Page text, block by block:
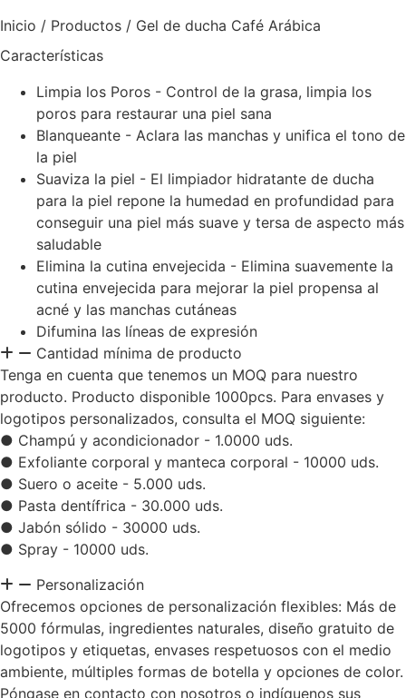
Inicio / Productos / Gel de ducha Café Arábica
Características
Limpia los Poros - Control de la grasa, limpia los
poros para restaurar una piel sana
Blanqueante - Aclara las manchas y unifica el tono de
la piel
Suaviza la piel - El limpiador hidratante de ducha
para la piel repone la humedad en profundidad para
conseguir una piel más suave y tersa de aspecto más
saludable
Elimina la cutina envejecida - Elimina suavemente la
cutina envejecida para mejorar la piel propensa al
acné y las manchas cutáneas
Difumina las líneas de expresión
Cantidad mínima de producto
Tenga en cuenta que tenemos un MOQ para nuestro
producto. Producto disponible 1000pcs. Para envases y
logotipos personalizados, consulta el MOQ siguiente:
● Champú y acondicionador - 1.0000 uds.
● Exfoliante corporal y manteca corporal - 10000 uds.
● Suero o aceite - 5.000 uds.
● Pasta dentífrica - 30.000 uds.
● Jabón sólido - 30000 uds.
● Spray - 10000 uds.
Personalización
Ofrecemos opciones de personalización flexibles: Más de
5000 fórmulas, ingredientes naturales, diseño gratuito de
logotipos y etiquetas, envases respetuosos con el medio
ambiente, múltiples formas de botella y opciones de color.
Póngase en contacto con nosotros o indíquenos sus